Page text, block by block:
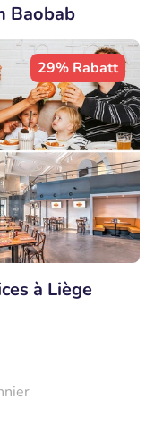
Baobab
29% Rabatt
à Liège